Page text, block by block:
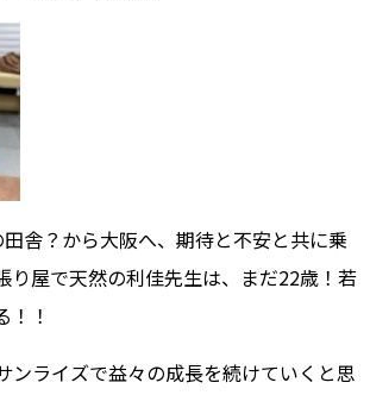
舎？から大阪へ、期待と不安と共に乗
り屋で天然の利佳先生は、まだ22歳！若
！！
ンライズで益々の成長を続けていくと思